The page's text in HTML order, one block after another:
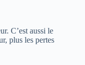
C’est aussi le
plus les pertes